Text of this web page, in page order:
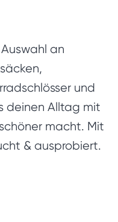
an
und
deinen Alltag mit
macht. Mit
& ausprobiert.